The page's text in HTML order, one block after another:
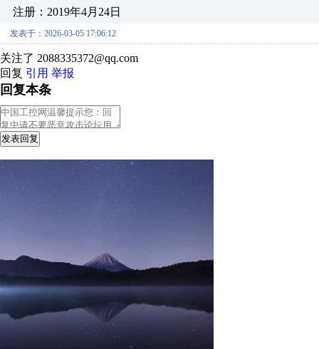
注册：2019年4月24日
发表于：2026-03-05 17:06:12
关注了 2088335372@qq.com
回复 引用 举报
回复本条
发表回复